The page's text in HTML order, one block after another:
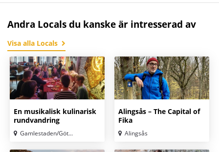
Andra Locals du kanske är intresserad av
Visa alla Locals
En musikalisk kulinarisk
rundvandring
Gamlestaden/Göt...
Alingsås – The Capital of
Fika
Alingsås